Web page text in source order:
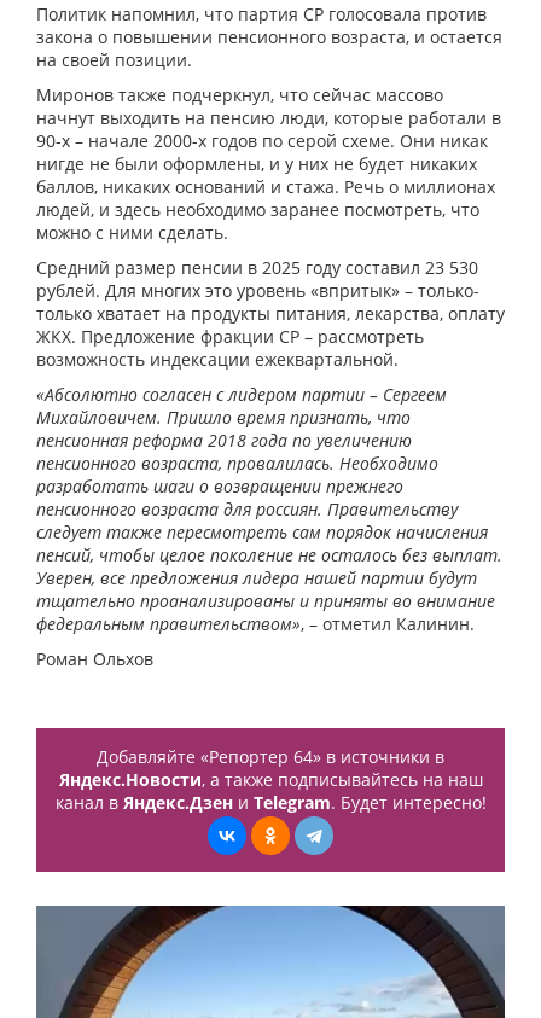
Политик напомнил, что партия СР голосовала против
закона о повышении пенсионного возраста, и остается
на своей позиции.
Миронов также подчеркнул, что сейчас массово
начнут выходить на пенсию люди, которые работали в
90-х – начале 2000-х годов по серой схеме. Они никак
нигде не были оформлены, и у них не будет никаких
баллов, никаких оснований и стажа. Речь о миллионах
людей, и здесь необходимо заранее посмотреть, что
можно с ними сделать.
Средний размер пенсии в 2025 году составил 23 530
рублей. Для многих это уровень «впритык» – только-
только хватает на продукты питания, лекарства, оплату
ЖКХ. Предложение фракции СР – рассмотреть
возможность индексации ежеквартальной.
«Абсолютно согласен с лидером партии – Сергеем
Михайловичем. Пришло время признать, что
пенсионная реформа 2018 года по увеличению
пенсионного возраста, провалилась. Необходимо
разработать шаги о возвращении прежнего
пенсионного возраста для россиян. Правительству
следует также пересмотреть сам порядок начисления
пенсий, чтобы целое поколение не осталось без выплат.
Уверен, все предложения лидера нашей партии будут
тщательно проанализированы и приняты во внимание
федеральным правительством», – отметил Калинин.
Роман Ольхов
Добавляйте «Репортер 64» в источники в
Яндекс.Новости, а также подписывайтесь на наш
канал в Яндекс.Дзени Telegram. Будет интересно!